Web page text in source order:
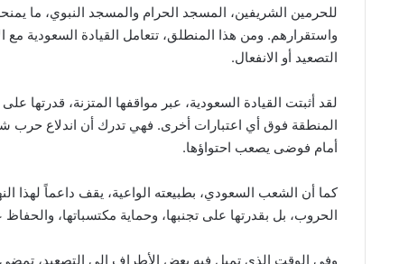
للحرمين الشريفين، المسجد الحرام والمسجد النبوي، ما
واستقرارهم. ومن هذا المنطلق، تتعامل القيادة السعودية مع
التصعيد أو الانفعال.
لقد أثبتت القيادة السعودية، عبر مواقفها المتزنة، قدرتها
المنطقة فوق أي اعتبارات أخرى. فهي تدرك أن اندلاع حرب
أمام فوضى يصعب احتواؤها.
كما أن الشعب السعودي، بطبيعته الواعية، يقف داعماً لهذا
الحروب، بل بقدرتها على تجنبها، وحماية مكتسباتها،
وفي الوقت الذي تميل فيه بعض الأطراف إلى التصعيد، تمضي